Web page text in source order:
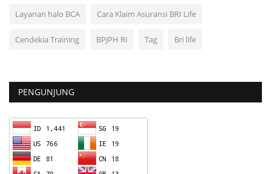
Layanan halo BCA Cara Klaim Asuransi BRI Life
Cendekia Training BPJPH RI Tag Bri life
PENGUNJUNG